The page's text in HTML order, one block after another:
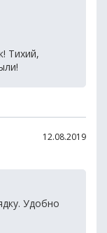
Тихий,
12.08.2019
Удобно